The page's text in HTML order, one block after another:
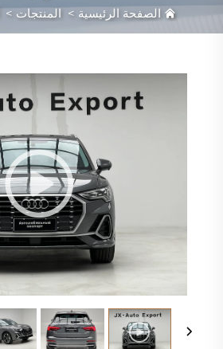
الصفحة الرئيسية > المنتجات >